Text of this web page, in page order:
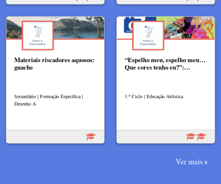
Materiais riscadores aquosos:
guache
Secundário | Formação Específica |
Desenho A
“Espelho meu, espelho meu…
Que cores tenho eu?”:…
1.º Ciclo | Educação Artística
Ver mais